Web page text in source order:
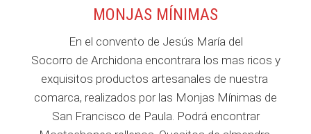
MONJAS MÍNIMAS
En el convento de Jesús María del
Socorro de Archidona encontrara los mas ricos y
exquisitos productos artesanales de nuestra
comarca, realizados por las Monjas Mínimas de
San Francisco de Paula. Podrá encontrar